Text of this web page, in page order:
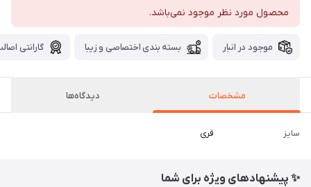
محصول مورد نظر موجود نمی‌باشد.
موجود در انبار بسته بندی اختصاصی و زیبا گارانتی
مشخصات دیدگاه‌ها
سایز فری
✨ پیشنهادهای ویژه برای شما